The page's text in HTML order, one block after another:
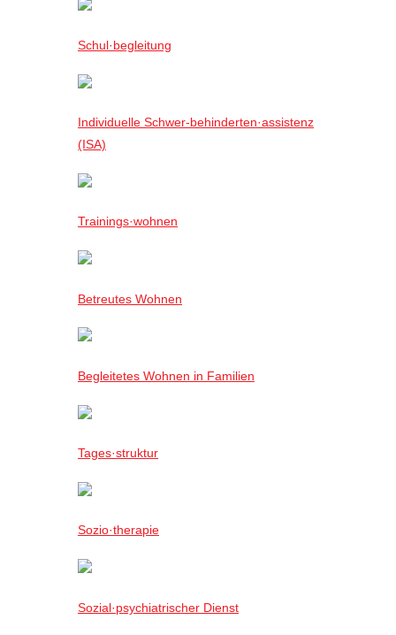
Schul·begleitung
Individuelle Schwer-behinderten·assistenz
(ISA)
Trainings·wohnen
Betreutes Wohnen
Begleitetes Wohnen in Familien
Tages·struktur
Sozio·therapie
Sozial·psychiatrischer Dienst